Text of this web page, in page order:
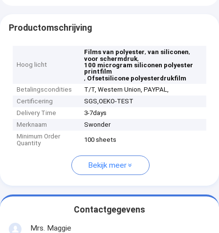
Productomschrijving
Hoog licht
Films van polyester,van siliconen,
voor schermdruk,
100 microgram siliconen polyester
printfilm
, Ofsetsilicone polyesterdrukfilm
Betalingscondities
T/T, Western Union, PAYPAL,
Certificering
SGS,OEKO-TEST
Delivery Time
3-7days
Merknaam
Swonder
Minimum Order
Quantity
100 sheets
Bekijk meer
Contactgegevens
Mrs. Maggie